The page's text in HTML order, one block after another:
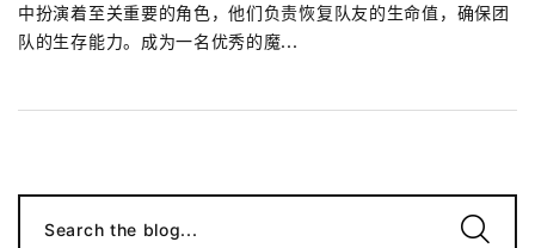
中扮演着至关重要的角色，他们负责恢复队友的生命值，确保团
队的生存能力。成为一名优秀的魔...
Search the blog...